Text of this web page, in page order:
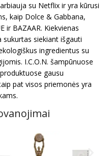
su Netflix ir yra kūrusi
kaip Dolce & Gabbana,
ir BAZAAR. Kiekvienas
sukurtas siekiant išgauti
ingredientus su
I.C.O.N. šampūnuose
gausu
pat visos priemonės yra